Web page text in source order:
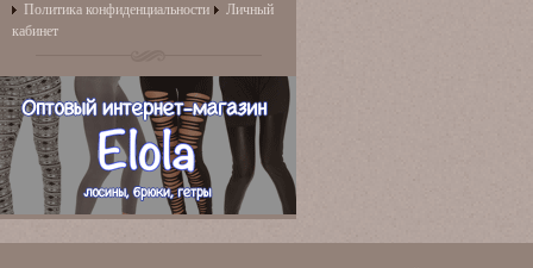
Политика конфиденциальности
Личный
кабинет